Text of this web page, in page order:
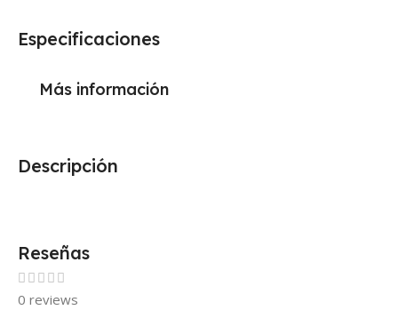
Descripción
Especificaciones
Más información
Reseñas
0 reviews